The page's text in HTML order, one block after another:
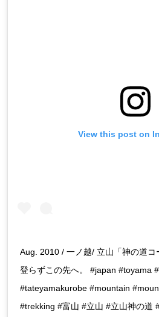
View this post on
Aug. 2010 / 一ノ越/ 立山「神の道コ
登らずこの先へ。 #japan #toyama
#tateyamakurobe #mountain
#trekking #富山 #立山 #立山神の道